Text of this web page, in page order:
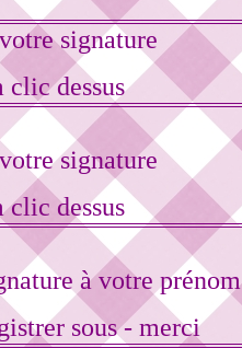
signature
clic dessus
signature
clic dessus
à votre prénom
sous - merci